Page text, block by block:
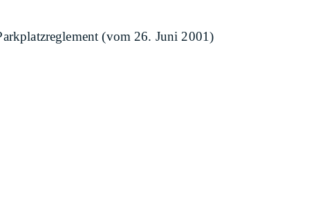
(vom 26. Juni 2001)